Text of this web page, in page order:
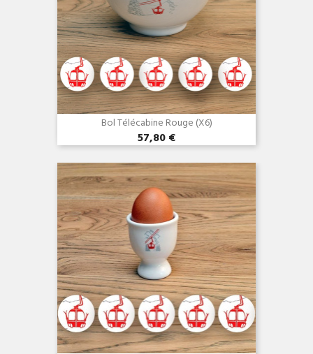
Bol Télécabine Rouge (x6)
57,80 €
Aperçu rapide